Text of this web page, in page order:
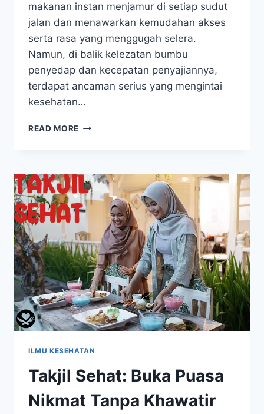
makanan instan menjamur di setiap sudut
jalan dan menawarkan kemudahan akses
serta rasa yang menggugah selera.
Namun, di balik kelezatan bumbu
penyedap dan kecepatan penyajiannya,
terdapat ancaman serius yang mengintai
kesehatan…
READ MORE BAHAYA
YANG
WAJIB
KAMU
KETAHUI
SEKARANG!
ILMU KESEHATAN
Takjil Sehat: Buka Puasa
Nikmat Tanpa Khawatir